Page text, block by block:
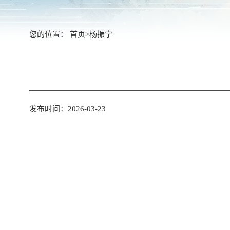
您的位置： 首页>杨振宁
发布时间：2026-03-23